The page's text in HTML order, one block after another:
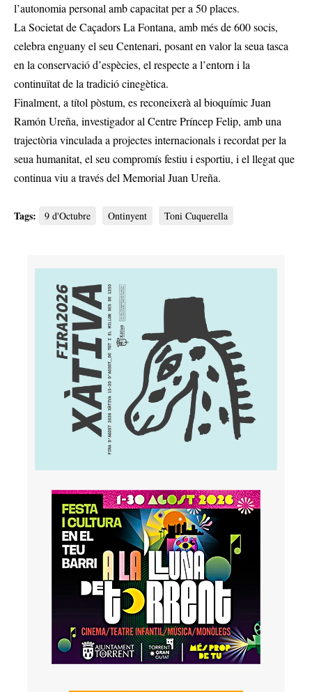
l’autonomia personal amb capacitat per a 50 places.
La Societat de Caçadors La Fontana, amb més de 600 socis,
celebra enguany el seu Centenari, posant en valor la seua tasca
en la conservació d’espècies, el respecte a l’entorn i la
continuïtat de la tradició cinegètica.
Finalment, a títol pòstum, es reconeixerà al bioquímic Juan
Ramón Ureña, investigador al Centre Príncep Felip, amb una
trajectòria vinculada a projectes internacionals i recordat per la
seua humanitat, el seu compromís festiu i esportiu, i el llegat que
continua viu a través del Memorial Juan Ureña.
Tags: 9 d'Octubre Ontinyent Toni Cuquerella